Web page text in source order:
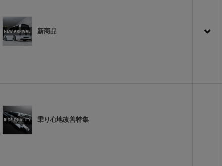
新商品
乗り心地改善特集